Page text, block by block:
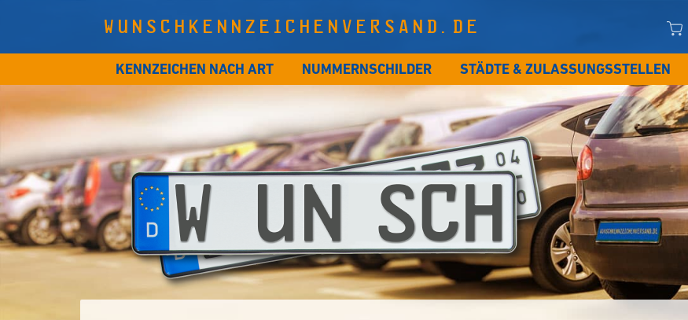
WUNSCHKENNZEICHENVERSAND.DE
KENNZEICHEN NACH ART NUMMERNSCHILDER STÄDTE & ZULASSUNGSSTELLEN